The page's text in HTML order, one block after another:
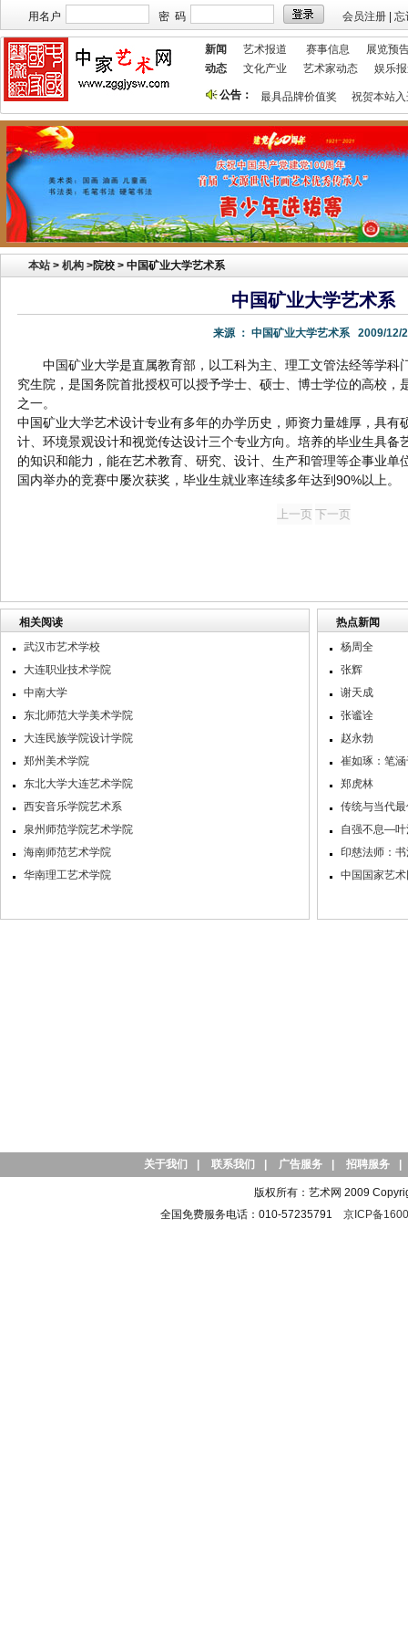
用名户 密 码 会员注册 忘
新闻 艺术报道 赛事信息
展览预
动态
文化产业 艺术家动态 娱乐
公告：
站欢迎艺术家宣传投放！ 祝贺本站获艺术行业最具品牌价值奖 祝贺本站入
本站 > 机构 >院校 > 中国矿业大学艺术系
中国矿业大学艺术系
来源 ： 中国矿业大学艺术系 2009/12/
中国矿业大学是直属教育部，以工科为主、理工文管法经等学科
究生院，是国务院首批授权可以授予学士、硕士、博士学位的高校，
之一。
中国矿业大学艺术设计专业有多年的办学历史，师资力量雄厚，具有
计、环境景观设计和视觉传达设计三个专业方向。培养的毕业生具备
的知识和能力，能在艺术教育、研究、设计、生产和管理等企事业单
国内举办的竞赛中屡次获奖，毕业生就业率连续多年达到90%以上。
相关阅读
武汉市艺术学校
大连职业技术学院
中南大学
东北师范大学美术学院
大连民族学院设计学院
郑州美术学院
东北大学大连艺术学院
西安音乐学院艺术系
泉州师范学院艺术学院
海南师范艺术学院
华南理工艺术学院
热点新闻
杨周全
张辉
谢天成
张谧诠
赵永勃
崔如琢：笔
郑虎林
传统与当代
自强不息—叶
印慈法师：
中国国家艺
关于我们 联系我们 广告服务 招聘服务
版权所有：艺术网 2009
全国免费服务电话：010-57235791 京ICP备